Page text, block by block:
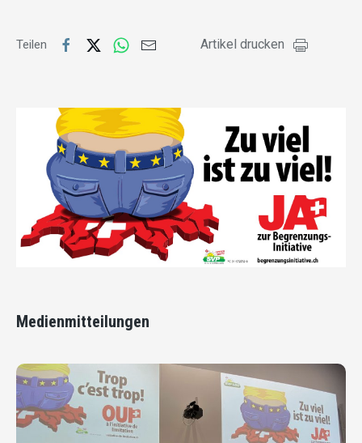
Teilen Artikel drucken
Medienmitteilungen